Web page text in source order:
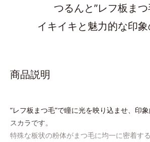
つるんと”レフ板まつ
イキイキと魅力的な印
商品説明
“レフ板まつ毛”で瞳に光を映り込ませ、印
スカラです。
特殊な板状の粉体がまつ毛に均一に密着す